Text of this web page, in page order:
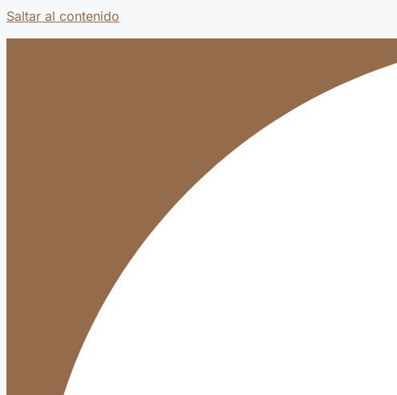
Saltar al contenido